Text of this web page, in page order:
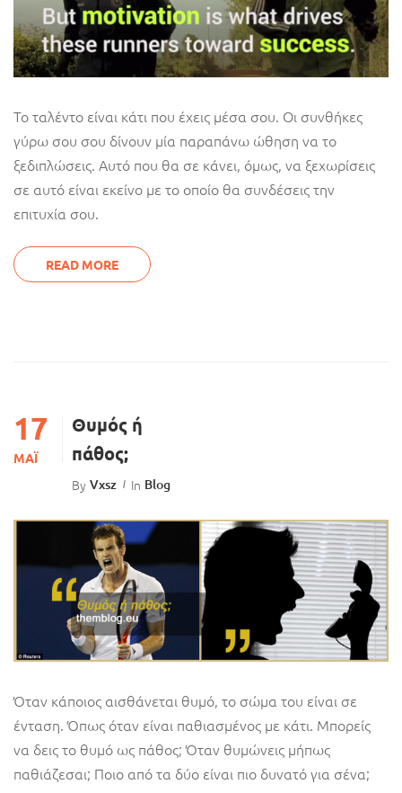
Το ταλέντο είναι κάτι που έχεις μέσα σου. Οι συνθήκες
γύρω σου σου δίνουν μία παραπάνω ώθηση να το
ξεδιπλώσεις. Αυτό που θα σε κάνει, όμως, να ξεχωρίσεις
σε αυτό είναι εκείνο με το οποίο θα συνδέσεις την
επιτυχία σου.
READ MORE
17
ΜΆΙ
Θυμός ή
πάθος;
By Vxsz In Blog
Όταν κάποιος αισθάνεται θυμό, το σώμα του είναι σε
ένταση. Όπως όταν είναι παθιασμένος με κάτι. Μπορείς
να δεις το θυμό ως πάθος; Όταν θυμώνεις μήπως
παθιάζεσαι; Ποιο από τα δύο είναι πιο δυνατό για σένα;